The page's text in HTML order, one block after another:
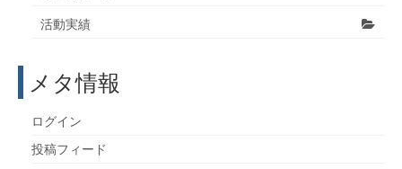
活動実績
メタ情報
ログイン
投稿フィード